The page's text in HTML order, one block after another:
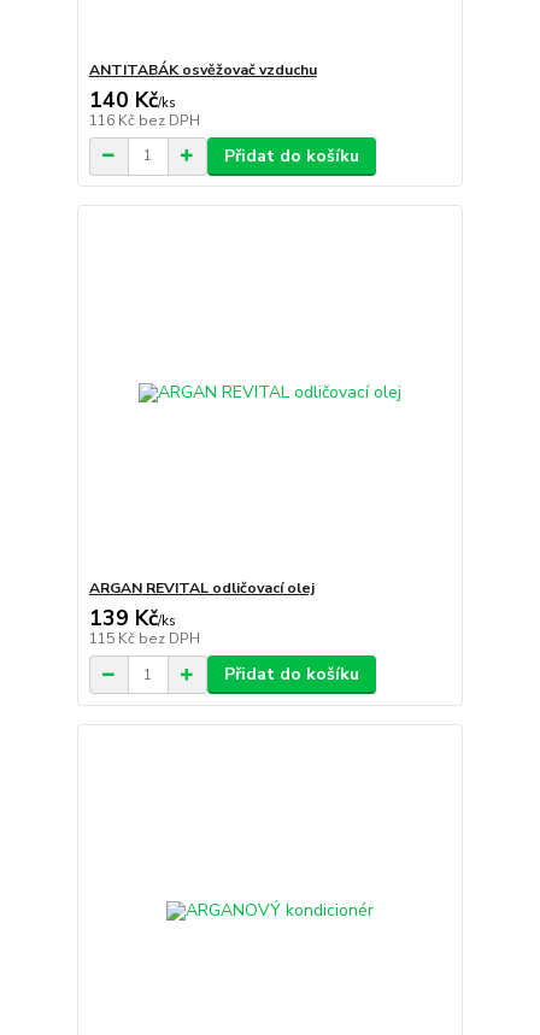
ANTITABÁK osvěžovač vzduchu
140 Kč/ks
116 Kč bez DPH
Přidat do košíku
ARGAN REVITAL odličovací olej
139 Kč/ks
115 Kč bez DPH
Přidat do košíku